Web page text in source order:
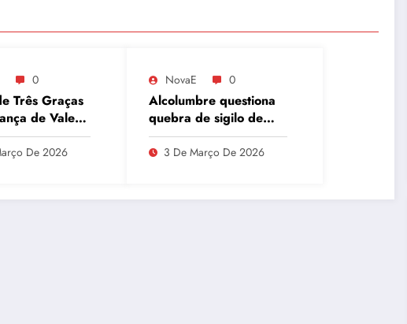
0
Três Graças
de Vale
as redes
De 2026
NovaE 0
Alcolumbre questiona
quebra de sigilo de
Lulinha em meio a
divergências na CPMI
3 De Março De 2026